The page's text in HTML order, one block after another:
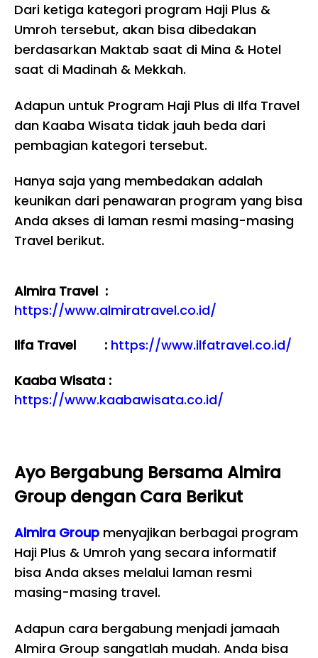
Dari ketiga kategori program Haji Plus &
Umroh tersebut, akan bisa dibedakan
berdasarkan Maktab saat di Mina & Hotel
saat di Madinah & Mekkah.
Adapun untuk Program Haji Plus di Ilfa Travel
dan Kaaba Wisata tidak jauh beda dari
pembagian kategori tersebut.
Hanya saja yang membedakan adalah
keunikan dari penawaran program yang bisa
Anda akses di laman resmi masing-masing
Travel berikut.
Almira Travel :
https://www.almiratravel.co.id/
Ilfa Travel : https://www.ilfatravel.co.id/
Kaaba Wisata :
https://www.kaabawisata.co.id/
Ayo Bergabung Bersama Almira
Group dengan Cara Berikut
Almira Group menyajikan berbagai program
Haji Plus & Umroh yang secara informatif
bisa Anda akses melalui laman resmi
masing-masing travel.
Adapun cara bergabung menjadi jamaah
Almira Group sangatlah mudah. Anda bisa